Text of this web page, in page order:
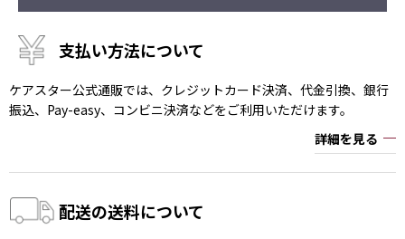
支払い方法について
ケアスター公式通販では、クレジットカード決済、代金引換、銀行
振込、Pay-easy、コンビニ決済などをご利用いただけます。
詳細を見る
配送の送料について